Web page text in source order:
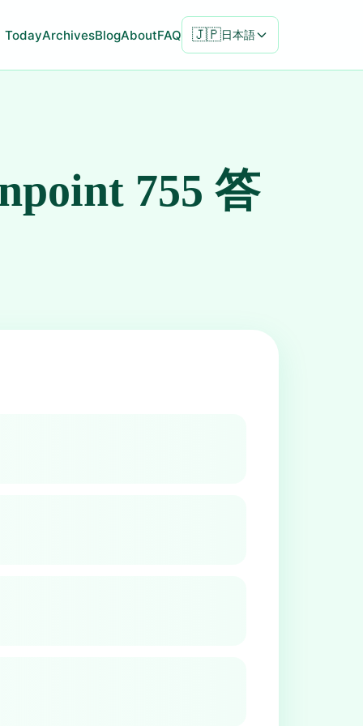
TodayArchivesBlogAboutFAQ 🇯🇵日本語
755 答